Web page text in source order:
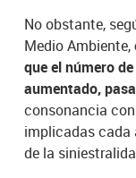
No obstante,
Medio Ambiente,
que el número
aumentado,
consonancia
implicadas cada
de la